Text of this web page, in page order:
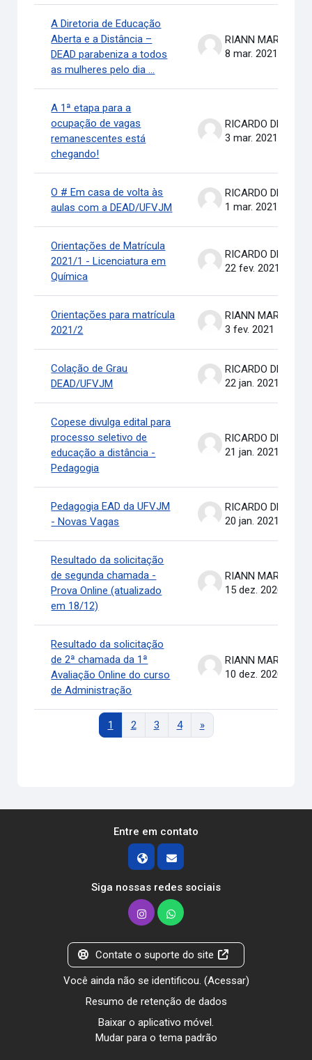
A Diretoria de Educação
Aberta e a Distância –
DEAD parabeniza a todos
as mulheres pelo dia ...
8 mar. 2021
A 1ª etapa para a
ocupação de vagas
remanescentes está
chegando!
3 mar. 2021
O # Em casa de volta às
aulas com a DEAD/UFVJM
1 mar. 2021
Orientações de Matrícula
2021/1 - Licenciatura em
Química
22 fev. 2021
Orientações para matrícula
2021/2
3 fev. 2021
Colação de Grau
DEAD/UFVJM
22 jan. 2021
Copese divulga edital para
processo seletivo de
educação a distância -
Pedagogia
21 jan. 2021
Pedagogia EAD da UFVJM
- Novas Vagas
20 jan. 2021
Resultado da solicitação
de segunda chamada -
Prova Online (atualizado
em 18/12)
15 dez. 2020
Resultado da solicitação
de 2ª chamada da 1ª
Avaliação Online do curso
de Administração
10 dez. 2020
1 Página 1
2Página 2
3Página 3
4Página 4
»Próxima página
Entre em contato
Siga nossas redes sociais
Contate o suporte do site
Você ainda não se identificou. (Acessar)
Resumo de retenção de dados
Baixar o aplicativo móvel.
Mudar para o tema padrão